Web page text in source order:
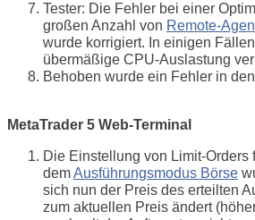
Tester: Die Fehler bei einer
großen Anzahl von Remote-
wurde korrigiert. In einigen
übermäßige CPU-Auslastung
Behoben wurde ein Fehler in
MetaTrader 5 Web-Terminal
Die Einstellung von Limit-Orders
demAusführungsmodus Börse
sich nun der Preis des erteilten
zum aktuellen Preis ändert